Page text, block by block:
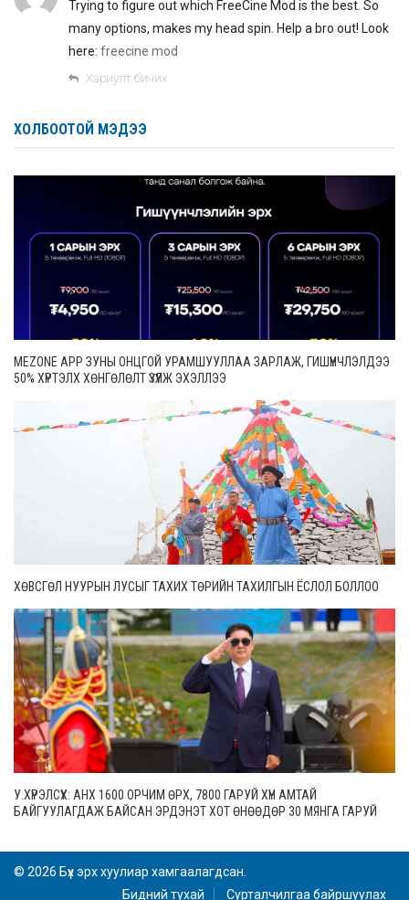
Trying to figure out which FreeCine Mod is the best. So
many options, makes my head spin. Help a bro out! Look
here: freecine mod
Хариулт бичих
ХОЛБООТОЙ МЭДЭЭ
MEZONE APP ЗУНЫ ОНЦГОЙ УРАМШУУЛЛАА ЗАРЛАЖ, ГИШҮҮНЧЛЭЛДЭЭ
50% ХҮРТЭЛХ ХӨНГӨЛӨЛТ ҮЗҮҮЛЖ ЭХЭЛЛЭЭ
ХӨВСГӨЛ НУУРЫН ЛУСЫГ ТАХИХ ТӨРИЙН ТАХИЛГЫН ЁСЛОЛ БОЛЛОО
У.ХҮРЭЛСҮХ: АНХ 1600 ОРЧИМ ӨРХ, 7800 ГАРУЙ ХҮН АМТАЙ
БАЙГУУЛАГДАЖ БАЙСАН ЭРДЭНЭТ ХОТ ӨНӨӨДӨР 30 МЯНГА ГАРУЙ
© 2026 Бүх эрх хуулиар хамгаалагдсан.
Бидний тухай
Сурталчилгаа байршуулах